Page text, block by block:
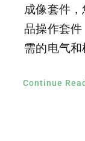
成像套件
品操作套
需的电气和
Continue